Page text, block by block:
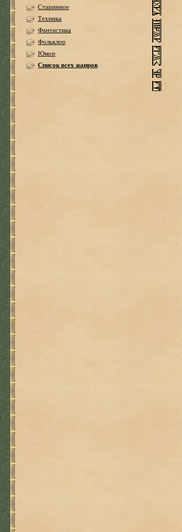
Старинное
Техника
Фантастика
Фольклор
Юмор
Список всех жанров